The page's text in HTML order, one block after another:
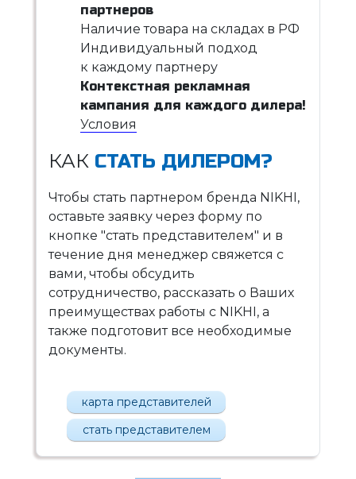
партнеров
Наличие товара на складах в РФ
Индивидуальный подход
к каждому партнеру
Контекстная рекламная
кампания для каждого дилера!
Условия
КАК СТАТЬ ДИЛЕРОМ?
Чтобы стать партнером бренда NIKHI,
оставьте заявку через форму по
кнопке "стать представителем" и в
течение дня менеджер свяжется с
вами, чтобы обсудить
сотрудничество, рассказать о Ваших
преимуществах работы с NIKHI, а
также подготовит все необходимые
документы.
карта представителей
стать представителем